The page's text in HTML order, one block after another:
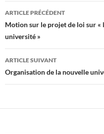
Navigation
des
articles
ARTICLE PRÉCÉDENT
Motion sur le projet de loi sur «
université »
ARTICLE SUIVANT
Organisation de la nouvelle